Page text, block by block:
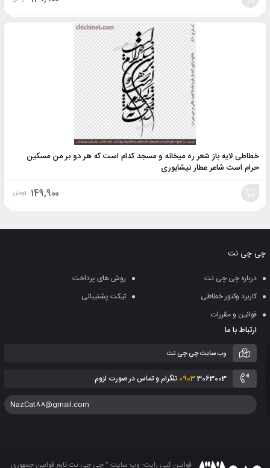
خطاطی لایه باز شعر ره میخانه و مسجد کدام است که هر دو بر من مسکین
حرام است شاعر عطار نیشابوری
149,900 تومان
سبد
چی چی نت
درباره چی چی نت
روش های پرداخت
کاربرد وکتور خطاطی
تیکت پشتیبانی
قوانین و مقررات
ارتباط با ما
وب سایت چی چی نت
09033063003 تلگرام و تماس در صورت لزوم
NazCat88@gmail.com
قوانین کپی رایت: وب سایت ” چی چی نت تابع قوانین جمهوری